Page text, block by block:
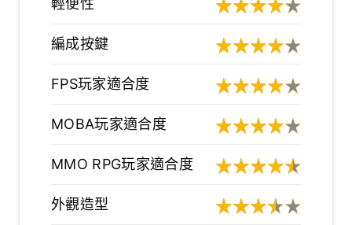
輕便性
編成按鍵
FPS玩家適合度
MOBA玩家適合度
MMO RPG玩家適合度
外觀造型